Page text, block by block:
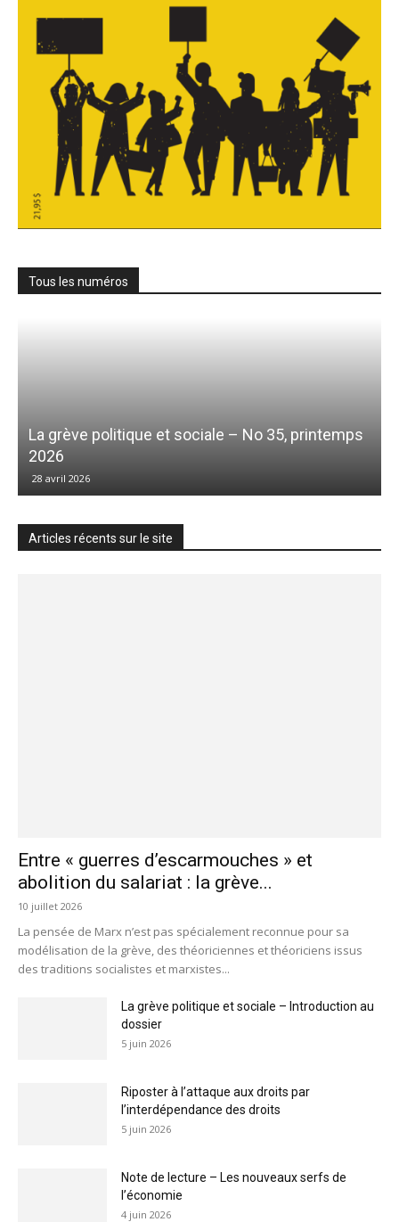
Tous les numéros
La grève politique et sociale – No 35, printemps
2026
28 avril 2026
Articles récents sur le site
Entre « guerres d’escarmouches » et
abolition du salariat : la grève...
10 juillet 2026
La pensée de Marx n’est pas spécialement reconnue pour sa
modélisation de la grève, des théoriciennes et théoriciens issus
des traditions socialistes et marxistes...
La grève politique et sociale – Introduction au
dossier
5 juin 2026
Riposter à l’attaque aux droits par
l’interdépendance des droits
5 juin 2026
Note de lecture – Les nouveaux serfs de
l’économie
4 juin 2026